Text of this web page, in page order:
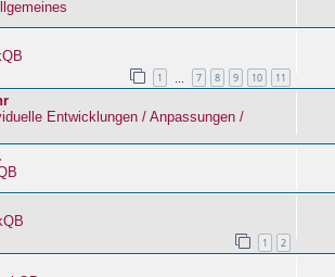
1 7 8 9 10 11
Entwicklungen / Anpassungen /
1 2